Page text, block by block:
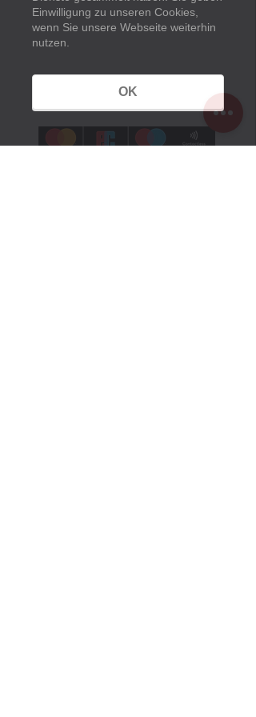
Einwilligung zu unseren Cookies,
wenn Sie unsere Webseite weiterhin
nutzen.
OK
Besucher-Service
Information & Buchung
033638 79 97 97
kasse@museumspark.de